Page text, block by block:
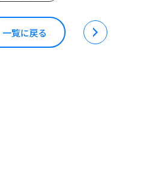
一覧に戻る